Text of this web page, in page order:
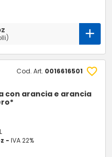
Cod. Art. 0016616501
con arancia e arancia
-IVA 22%